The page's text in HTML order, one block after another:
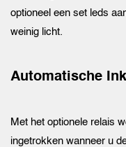
optioneel een set leds
weinig licht.
Automatische
Met het optionele relais
ingetrokken wanneer u